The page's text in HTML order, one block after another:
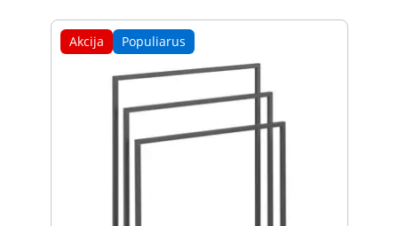
Akcija Populiarus